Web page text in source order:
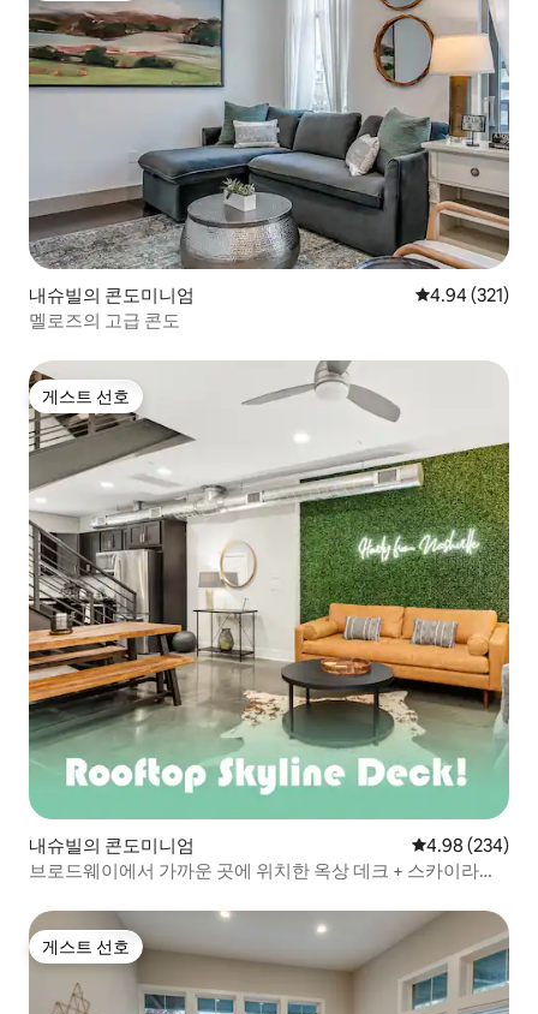
내슈빌의 콘도미니엄 평점 4.94점(5
4.94 (321)
멜로즈의 고급 콘도
게스트 선호
게스트 선호
내슈빌의 콘도미니엄 평점 4.98점(5
4.98 (234)
브로드웨이에서 가까운 곳에 위치한 옥상 데크 + 스카이라인
게스트 선호
게스트 선호